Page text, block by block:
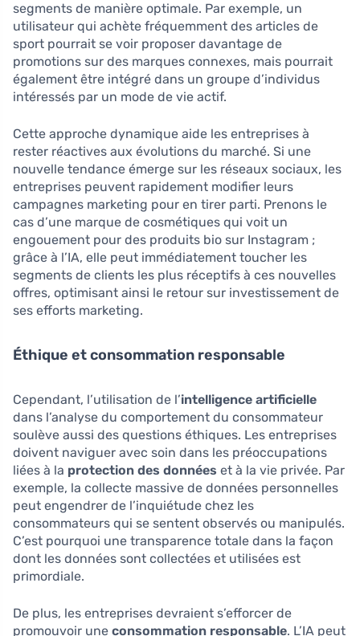
segments de manière optimale. Par exemple, un
utilisateur qui achète fréquemment des articles de
sport pourrait se voir proposer davantage de
promotions sur des marques connexes, mais pourrait
également être intégré dans un groupe d’individus
intéressés par un mode de vie actif.
Cette approche dynamique aide les entreprises à
rester réactives aux évolutions du marché. Si une
nouvelle tendance émerge sur les réseaux sociaux, les
entreprises peuvent rapidement modifier leurs
campagnes marketing pour en tirer parti. Prenons le
cas d’une marque de cosmétiques qui voit un
engouement pour des produits bio sur Instagram ;
grâce à l’IA, elle peut immédiatement toucher les
segments de clients les plus réceptifs à ces nouvelles
offres, optimisant ainsi le retour sur investissement de
ses efforts marketing.
Éthique et consommation responsable
Cependant, l’utilisation de l’intelligence artificielle
dans l’analyse du comportement du consommateur
soulève aussi des questions éthiques. Les entreprises
doivent naviguer avec soin dans les préoccupations
liées à la protection des données et à la vie privée. Par
exemple, la collecte massive de données personnelles
peut engendrer de l’inquiétude chez les
consommateurs qui se sentent observés ou manipulés.
C’est pourquoi une transparence totale dans la façon
dont les données sont collectées et utilisées est
primordiale.
De plus, les entreprises devraient s’efforcer de
promouvoir une consommation responsable. L’IA peut